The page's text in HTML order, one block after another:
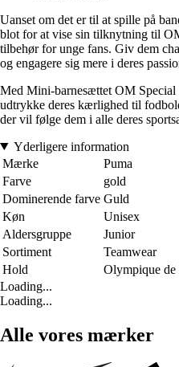
Uanset om det er til at spille på
blot for at vise sin tilknytning til
tilbehør for unge fans. Giv dem
og engagere sig mere i deres
Med Mini-barnesættet OM
udtrykke deres kærlighed til
der vil følge dem i alle deres
Yderligere information
Mærke
Puma
Farve
gold
Dominerende farve Guld
Køn
Unisex
Aldersgruppe
Junior
Sortiment
Teamwear
Hold
Olympique de
Loading...
Loading...
Alle vores mærker